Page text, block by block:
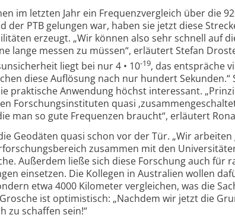
im letzten Jahr ein Frequenzvergleich über die
der PTB gelungen war, haben sie jetzt diese
erzeugt. „Wir können also sehr schnell auf
lange messen zu müssen“, erläutert Stefan
liegt bei nur 4 • 10-19, das entspräche
diese Auflösung nach nur hundert Sekunden.“
praktische Anwendung höchst interessant.
Forschungsinstituten quasi
man so gute Frequenzen braucht“, erläutert
Geodäten quasi schon vor der Tür. „Wir
zusammen mit den
Außerdem ließe sich diese Forschung auch für
einsetzen. Die Kollegen in Australien wollen
etwa 4000 Kilometer vergleichen, was die
ist optimistisch: „Nachdem wir jetzt die
zu schaffen sein!“